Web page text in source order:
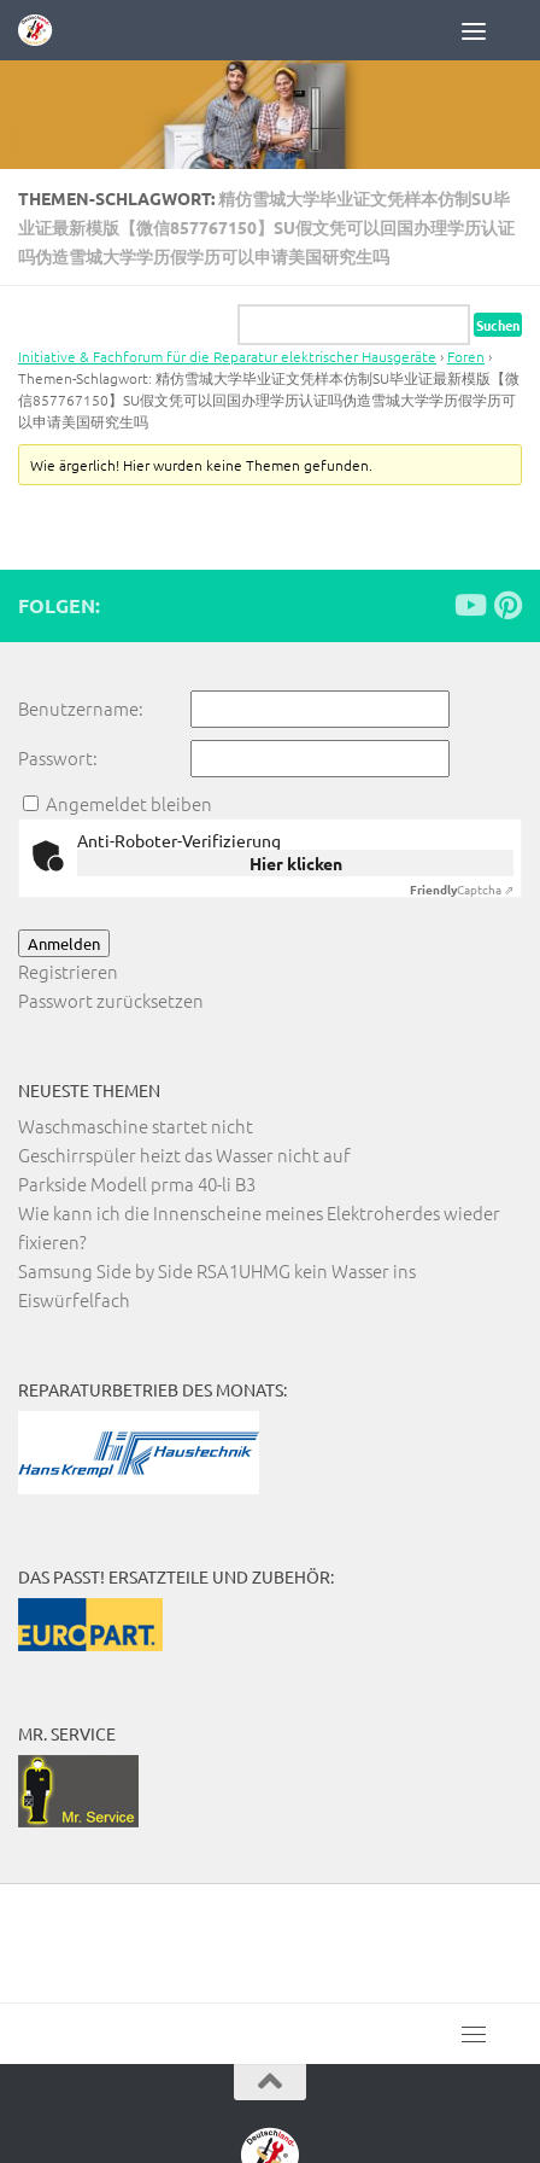
Zum Inhalt springen
THEMEN-SCHLAGWORT:精仿雪城大学毕业证文凭样本仿制SU毕
业证最新模版【微信857767150】SU假文凭可以回国办理学历认证
吗伪造雪城大学学历假学历可以申请美国研究生吗
Initiative & Fachforum für die Reparatur elektrischer Hausgeräte › Foren ›
Themen-Schlagwort: 精仿雪城大学毕业证文凭样本仿制SU毕业证最新模版【微
信857767150】SU假文凭可以回国办理学历认证吗伪造雪城大学学历假学历可
以申请美国研究生吗
Wie ärgerlich! Hier wurden keine Themen gefunden.
FOLGEN:
Benutzername:
Passwort:
Angemeldet bleiben
Anti-Roboter-Verifizierung
Hier klicken
FriendlyCaptcha ⇗
Anmelden
Registrieren
Passwort zurücksetzen
NEUESTE THEMEN
Waschmaschine startet nicht
Geschirrspüler heizt das Wasser nicht auf
Parkside Modell prma 40-li B3
Wie kann ich die Innenscheine meines Elektroherdes wieder
fixieren?
Samsung Side by Side RSA1UHMG kein Wasser ins
Eiswürfelfach
REPARATURBETRIEB DES MONATS:
DAS PASST! ERSATZTEILE UND ZUBEHÖR:
MR. SERVICE